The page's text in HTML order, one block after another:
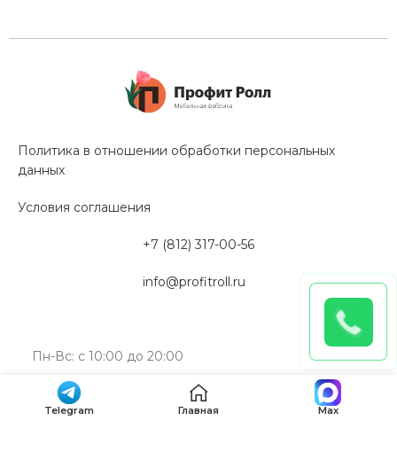
Политика в отношении обработки персональных
данных
Условия соглашения
+7 (812) 317-00-56
info@profitroll.ru
Пн-Вс: с 10:00 до 20:00
192019, Санкт-Петербург, ул. Профессора Качалова,
дом 11А, литера “Э”
Главная
Telegram Max